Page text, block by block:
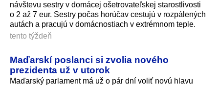
návštevu sestry v domácej ošetrovateľskej starostlivosti
o 2 až 7 eur. Sestry počas horúčav cestujú v rozpálených
autách a pracujú v domácnostiach v extrémnom teple.
tento týždeň
Maďarskí poslanci si zvolia nového
prezidenta už v utorok
Maďarský parlament má už o pár dní voliť novú hlavu